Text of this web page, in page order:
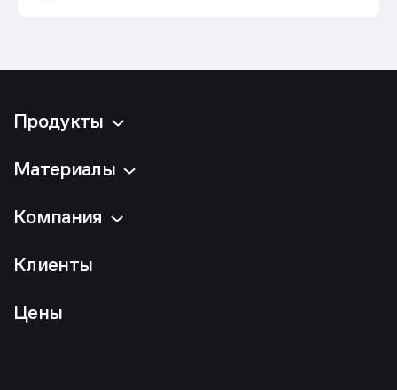
Продукты
Материалы
Компания
Клиенты
Цены